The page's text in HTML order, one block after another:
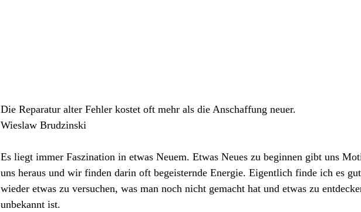
Die Reparatur alter Fehler kostet oft mehr als die Anschaffung neuer.
Wieslaw Brudzinski
Es liegt immer Faszination in etwas Neuem. Etwas Neues zu beginnen gibt uns
uns heraus und wir finden darin oft begeisternde Energie. Eigentlich finde ich es
wieder etwas zu versuchen, was man noch nicht gemacht hat und etwas zu
unbekannt ist.